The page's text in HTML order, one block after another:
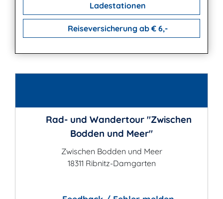
Ladestationen
Reiseversicherung ab € 6,-
Rad- und Wandertour "Zwischen
Bodden und Meer"
Zwischen Bodden und Meer
18311 Ribnitz-Damgarten